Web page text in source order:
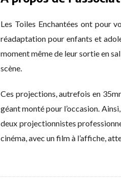
Les Toiles Enchantées ont pour
réadaptation pour enfants et
moment même de leur sortie en
scène.
Ces projections, autrefois en
géant monté pour l’occasion.
deux projectionnistes
cinéma, avec un film à l’affiche,